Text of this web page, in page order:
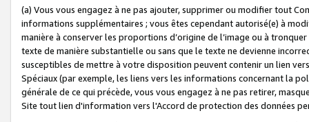
(a) Vous vous engagez à ne pas ajouter, supprimer ou modifier tout
informations supplémentaires ; vous êtes cependant autorisé(e) à
manière à conserver les proportions d’origine de l’image ou à
texte de manière substantielle ou sans que le texte ne devienne
susceptibles de mettre à votre disposition peuvent contenir un lien
Spéciaux (par exemple, les liens vers les informations concernant la
générale de ce qui précède, vous vous engagez à ne pas retirer,
Site tout lien d'information vers l'Accord de protection des données